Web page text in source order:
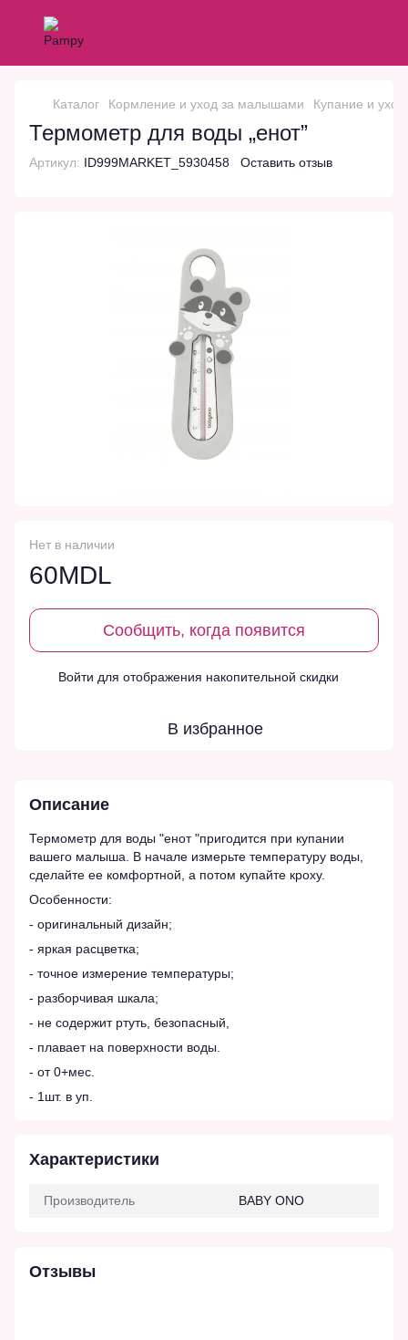
Каталог Кормление и уход за малышами Купание и уход
Термометр для воды „енот”
Артикул: ID999MARKET_5930458 Оставить отзыв
Нет в наличии
60MDL
Сообщить, когда появится
Войти для отображения накопительной скидки
В избранное
Описание
Термометр для воды "енот "пригодится при купании
вашего малыша. В начале измерьте температуру воды,
сделайте ее комфортной, а потом купайте кроху.
Особенности:
- оригинальный дизайн;
- яркая расцветка;
- точное измерение температуры;
- разборчивая шкала;
- не содержит ртуть, безопасный,
- плавает на поверхности воды.
- от 0+мес.
- 1шт. в уп.
Характеристики
Производитель BABY ONO
Отзывы